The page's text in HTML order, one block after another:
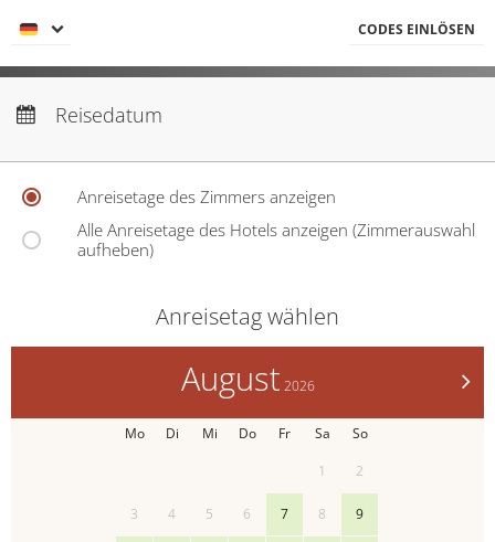
CODES EINLÖSEN
Codes einlösen
Aktuell akzeptieren wir folgende
Gutscheine
Abreise:keine Auswahl
Reisedatum
Anreisetage des Zimmers anzeigen
Alle Anreisetage des Hotels anzeigen (Zimmerauswahl
aufheben)
Anreisetag wählen
>
August 2026
Mo Di Mi Do Fr Sa
So
1
2
3 4 5 6 7 8 9